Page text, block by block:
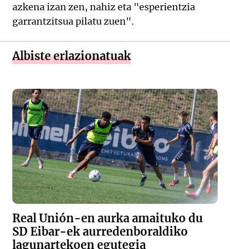
azkena izan zen, nahiz eta "esperientzia
garrantzitsua pilatu zuen".
Albiste erlazionatuak
Real Unión-en aurka amaituko du
SD Eibar-ek aurredenboraldiko
lagunartekoen egutegia